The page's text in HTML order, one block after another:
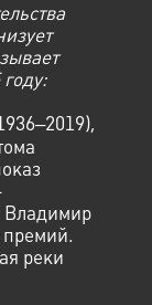
Владимир
реки